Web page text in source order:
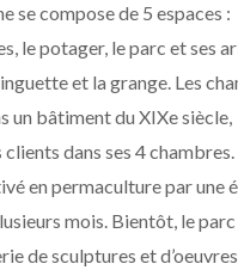
se compose de 5 espaces :
le potager, le parc et ses
et la grange. Les
un bâtiment du XIXe siècle,
dans ses 4 chambres.
en permaculture par une
mois. Bientôt, le parc
de sculptures et